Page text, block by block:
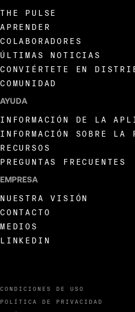
CONDICIONES DE USO
POLÍTICA DE PRIVACIDAD
THE PULSE
APRENDER
COLABORADORES
ÚLTIMAS NOTICIAS
CONVIÉRTETE EN
COMUNIDAD
AYUDA
INFORMACIÓN DE LA
INFORMACIÓN SOBRE LA
RECURSOS
PREGUNTAS FRECUENTES
EMPRESA
NUESTRA VISIÓN
CONTACTO
MEDIOS
LINKEDIN